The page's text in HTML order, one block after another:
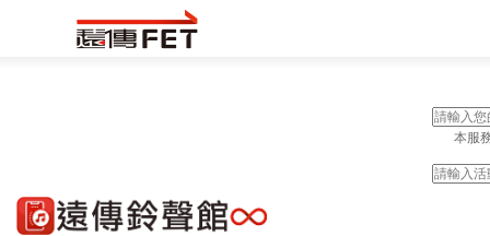
本服